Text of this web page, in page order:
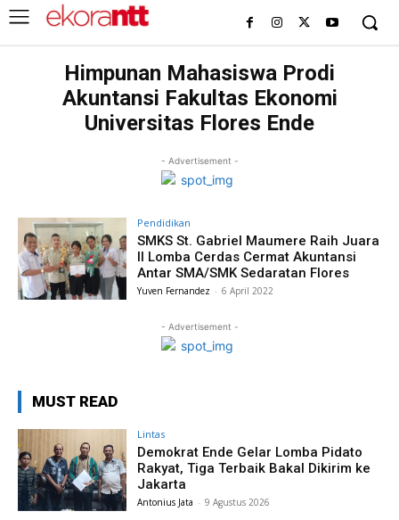
Himpunan Mahasiswa Prodi
Akuntansi Fakultas Ekonomi
Universitas Flores Ende
- Advertisement -
Pendidikan
SMKS St. Gabriel Maumere Raih Juara
II Lomba Cerdas Cermat Akuntansi
Antar SMA/SMK Sedaratan Flores
Yuven Fernandez - 6 April 2022
- Advertisement -
MUST READ
Lintas
Demokrat Ende Gelar Lomba Pidato
Rakyat, Tiga Terbaik Bakal Dikirim ke
Jakarta
Antonius Jata - 9 Agustus 2026